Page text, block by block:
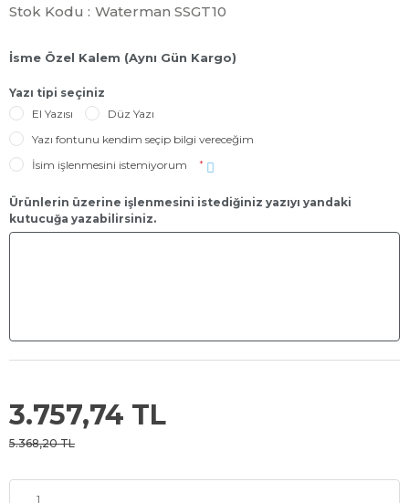
Stok Kodu : Waterman SSGT10
İsme Özel Kalem (Aynı Gün Kargo)
Yazı tipi seçiniz
El Yazısı
Düz Yazı
Yazı fontunu kendim seçip bilgi vereceğim
İsim işlenmesini istemiyorum
*
Ürünlerin üzerine işlenmesini istediğiniz yazıyı yandaki
kutucuğa yazabilirsiniz.
3.757,74 TL
5.368,20 TL